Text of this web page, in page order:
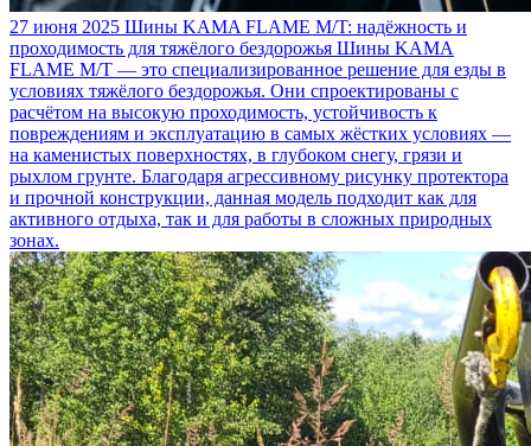
27 июня 2025 Шины KAMA FLAME M/T: надёжность и
проходимость для тяжёлого бездорожья Шины KAMA
FLAME M/T — это специализированное решение для езды в
условиях тяжёлого бездорожья. Они спроектированы с
расчётом на высокую проходимость, устойчивость к
повреждениям и эксплуатацию в самых жёстких условиях —
на каменистых поверхностях, в глубоком снегу, грязи и
рыхлом грунте. Благодаря агрессивному рисунку протектора
и прочной конструкции, данная модель подходит как для
активного отдыха, так и для работы в сложных природных
зонах.